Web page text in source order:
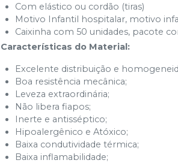
Com elástico ou cordão (tiras)
Motivo Infantil hospitalar, motivo
Caixinha com 50 unidades, pacote
Características do Material:
Excelente distribuição e
Boa resistência mecânica;
Leveza extraordinária;
Não libera fiapos;
Inerte e antisséptico;
Hipoalergênico e Atóxico;
Baixa condutividade térmica;
Baixa inflamabilidade;